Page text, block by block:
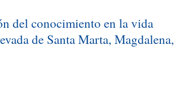
del conocimiento en la vida
de Santa Marta, Magdalena,